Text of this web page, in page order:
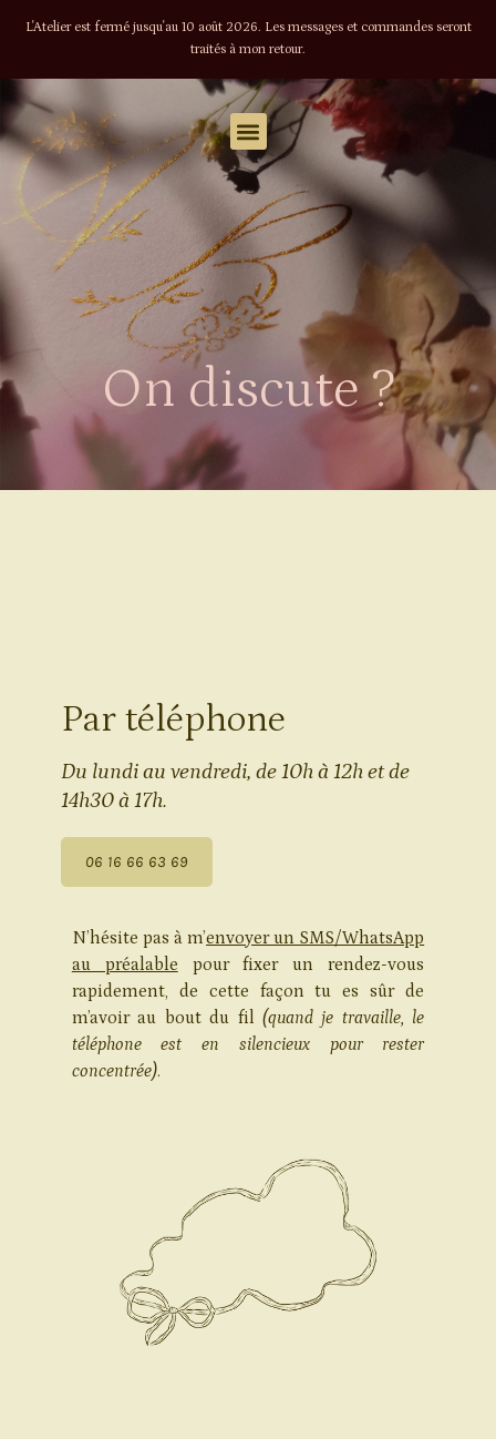
L'Atelier est fermé jusqu'au 10 août 2026. Les messages et commandes seront
traités à mon retour.
On discute ?
Par téléphone
Du lundi au vendredi, de 10h à 12h et de
14h30 à 17h.
06 16 66 63 69
N’hésite pas à m’envoyer un SMS/WhatsApp
au préalable pour fixer un rendez-vous
rapidement, de cette façon tu es sûr de
m’avoir au bout du fil (quand je travaille, le
téléphone est en silencieux pour rester
concentrée).